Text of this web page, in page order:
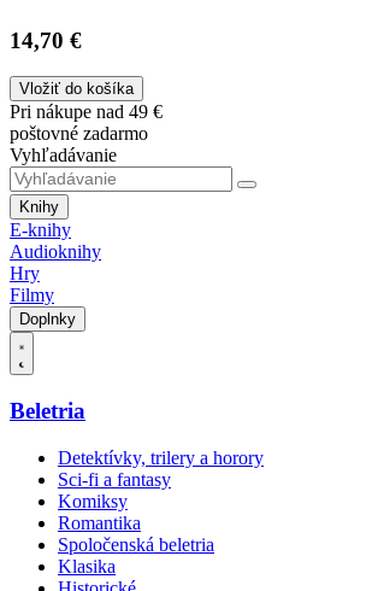
14,70 €
Vložiť do košíka
Pri nákupe nad 49 €
poštovné zadarmo
Vyhľadávanie
Knihy
E-knihy
Audioknihy
Hry
Filmy
Doplnky
Beletria
Detektívky, trilery a horory
Sci-fi a fantasy
Komiksy
Romantika
Spoločenská beletria
Klasika